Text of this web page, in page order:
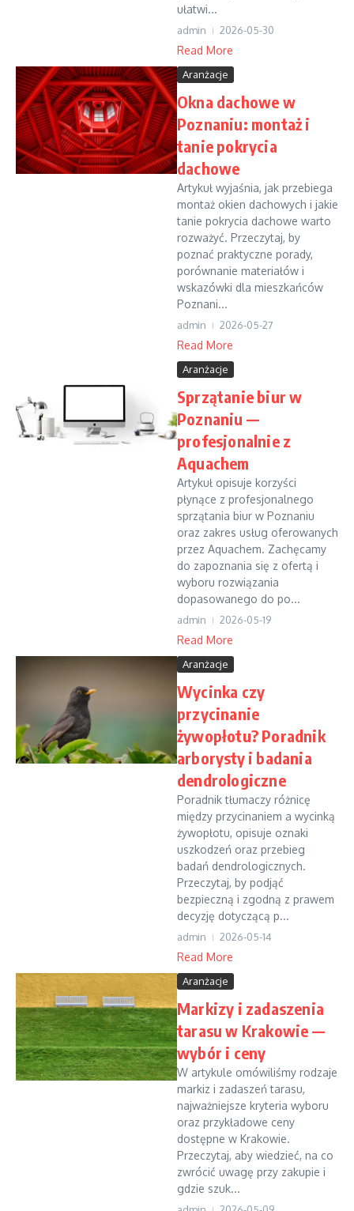
ułatwi...
admin 2026-05-30
Read More
Aranżacje
Okna dachowe w
Poznaniu: montaż i
tanie pokrycia
dachowe
Artykuł wyjaśnia, jak przebiega
montaż okien dachowych i jakie
tanie pokrycia dachowe warto
rozważyć. Przeczytaj, by
poznać praktyczne porady,
porównanie materiałów i
wskazówki dla mieszkańców
Poznani...
admin 2026-05-27
Read More
Aranżacje
Sprzątanie biur w
Poznaniu —
profesjonalnie z
Aquachem
Artykuł opisuje korzyści
płynące z profesjonalnego
sprzątania biur w Poznaniu
oraz zakres usług oferowanych
przez Aquachem. Zachęcamy
do zapoznania się z ofertą i
wyboru rozwiązania
dopasowanego do po...
admin 2026-05-19
Read More
Aranżacje
Wycinka czy
przycinanie
żywopłotu? Poradnik
arborysty i badania
dendrologiczne
Poradnik tłumaczy różnicę
między przycinaniem a wycinką
żywopłotu, opisuje oznaki
uszkodzeń oraz przebieg
badań dendrologicznych.
Przeczytaj, by podjąć
bezpieczną i zgodną z prawem
decyzję dotyczącą p...
admin 2026-05-14
Read More
Aranżacje
Markizy i zadaszenia
tarasu w Krakowie —
wybór i ceny
W artykule omówiliśmy rodzaje
markiz i zadaszeń tarasu,
najważniejsze kryteria wyboru
oraz przykładowe ceny
dostępne w Krakowie.
Przeczytaj, aby wiedzieć, na co
zwrócić uwagę przy zakupie i
gdzie szuk...